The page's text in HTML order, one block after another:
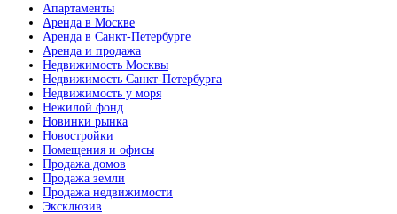
Апартаменты
Аренда в Москве
Аренда в Санкт-Петербурге
Аренда и продажа
Недвижимость Москвы
Недвижимость Санкт-Петербурга
Недвижимость у моря
Нежилой фонд
Новинки рынка
Новостройки
Помещения и офисы
Продажа домов
Продажа земли
Продажа недвижимости
Эксклюзив